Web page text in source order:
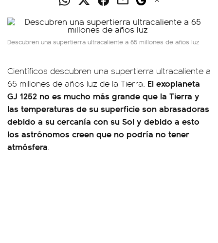
Descubren una supertierra ultracaliente a 65 millones de años luz
Científicos descubren una supertierra ultracaliente a
65 millones de años luz de la Tierra. El exoplaneta
GJ 1252 no es mucho más grande que la Tierra y
las temperaturas de su superficie son abrasadoras
debido a su cercanía con su Sol y debido a esto
los astrónomos creen que no podría no tener
atmósfera.